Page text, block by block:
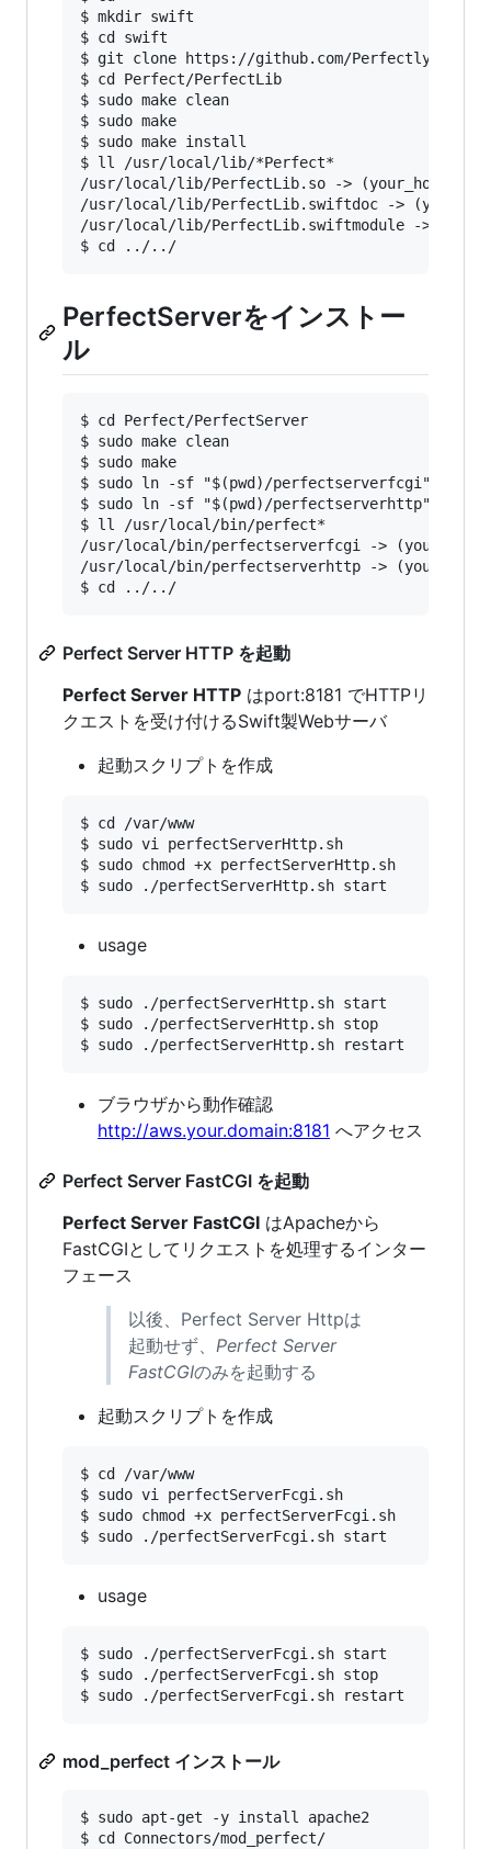
$ mkdir swift
$ cd swift
$ git clone https://github.com/PerfectlySoft/
$ cd Perfect/PerfectLib
$ sudo make clean
$ sudo make
$ sudo make install
$ ll /usr/local/lib/*Perfect*
/usr/local/lib/PerfectLib.so -> (your_home)/
/usr/local/lib/PerfectLib.swiftdoc ->
/usr/local/lib/PerfectLib.swiftmodule ->
PerfectServerをインストー
ル
$ cd Perfect/PerfectServer
$ sudo make clean
$ sudo make
$ sudo ln -sf "$(pwd)/perfectserverfcgi" /
$ sudo ln -sf "$(pwd)/perfectserverhttp" /
$ ll /usr/local/bin/perfect*
/usr/local/bin/perfectserverfcgi ->
/usr/local/bin/perfectserverhttp ->
Perfect Server HTTP を起動
Perfect Server HTTP はport:8181 でHTTPリ
クエストを受け付けるSwift製Webサーバ
起動スクリプトを作成
$ cd /var/www
$ sudo vi perfectServerHttp.sh
$ sudo chmod +x perfectServerHttp.sh
usage
$ sudo ./perfectServerHttp.sh start
$ sudo ./perfectServerHttp.sh stop
ブラウザから動作確認
http://aws.your.domain:8181 へアクセス
Perfect Server FastCGI を起動
Perfect Server FastCGI はApacheから
FastCGIとしてリクエストを処理するインター
フェース
以後、Perfect Server Httpは
起動せず、 Perfect Server
FastCGIのみを起動する
起動スクリプトを作成
$ cd /var/www
$ sudo vi perfectServerFcgi.sh
$ sudo chmod +x perfectServerFcgi.sh
usage
$ sudo ./perfectServerFcgi.sh start
$ sudo ./perfectServerFcgi.sh stop
mod_perfect インストール
$ sudo apt-get -y install apache2
$ cd Connectors/mod_perfect/